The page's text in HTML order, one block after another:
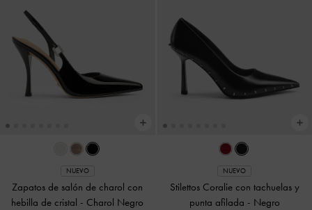
NUEVO
Zapatos de salón de charol con
hebilla de cristal - Charol Negro
NUEVO
Stilettos Coralie con tachuelas y
punta afilada - Negro